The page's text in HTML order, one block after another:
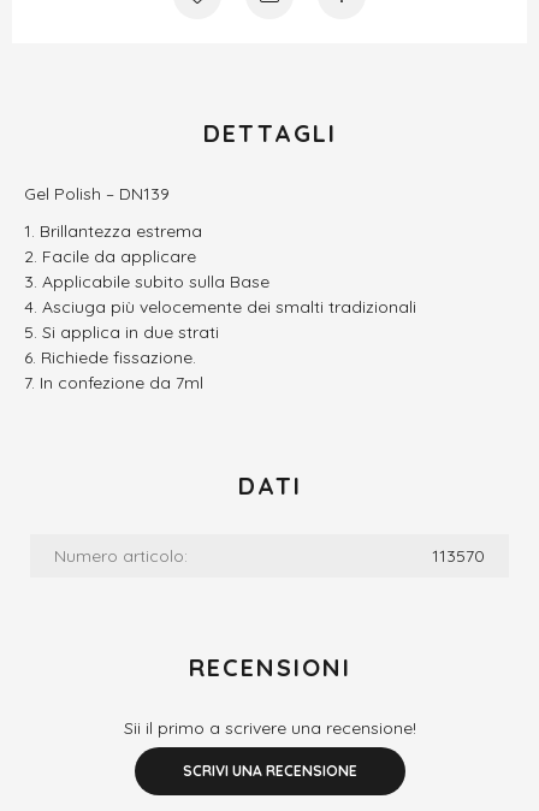
DETTAGLI
Gel Polish – DN139
Brillantezza estrema
Facile da applicare
Applicabile subito sulla Base
Asciuga più velocemente dei smalti tradizionali
Si applica in due strati
Richiede fissazione.
In confezione da 7ml
DATI
Numero articolo: 113570
RECENSIONI
Sii il primo a scrivere una recensione!
SCRIVI UNA RECENSIONE